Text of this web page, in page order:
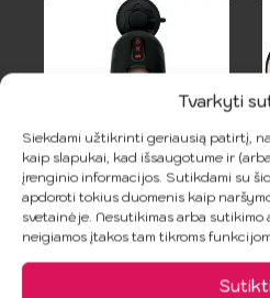
Tvarkyti
Siekdami užtikrinti geriausią patirtį,
kaip slapukai, kad išsaugotume ir
įrenginio informacijos. Sutikdami su
apdoroti tokius duomenis kaip
svetainėje. Nesutikimas arba
neigiamos įtakos tam tikroms
PDX ELITE –
Vibratorinė
Mega Melžėja